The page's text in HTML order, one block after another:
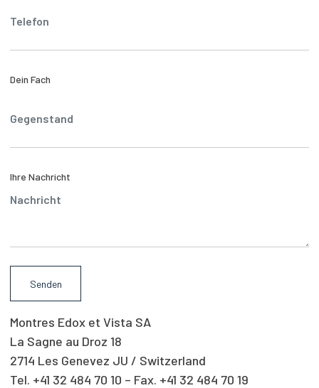
Dein Fach
Ihre Nachricht
Montres Edox et Vista SA
La Sagne au Droz 18
2714 Les Genevez JU / Switzerland
Tel. +41 32 484 70 10 – Fax. +41 32 484 70 19